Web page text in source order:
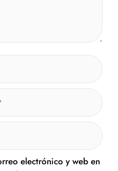
electrónico y web en